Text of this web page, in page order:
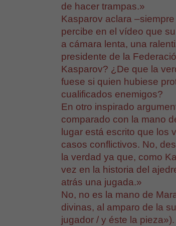
de hacer trampas.»
Kasparov aclara
percibe en el vídeo que
a cámara lenta, una
presidente de la
Kasparov? ¿De que la
fuese si quien hubiese
cualificados enemigos?
En otro inspirado
comparado con la mano
lugar está escrito que los
casos conflictivos. No,
la verdad ya que, como
vez en la historia del
atrás una jugada.»
No, no es la mano de
divinas, al amparo de la
jugador / y éste la